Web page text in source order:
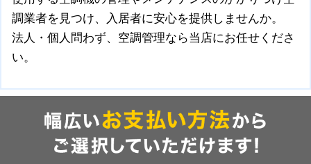
調業者を見つけ、入居者に安心を提供しませんか。
法人・個人問わず、空調管理なら当店にお任せくださ
い。